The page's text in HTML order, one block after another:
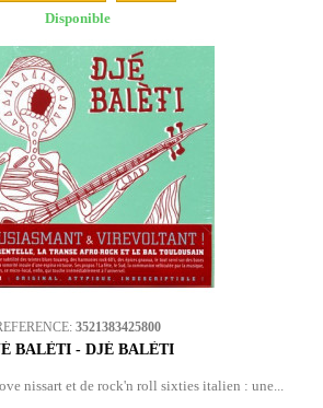
Disponible
3521383425800
BALÈTI - DJÉ BALÈTI
nissart et de rock'n roll sixties italien : une...